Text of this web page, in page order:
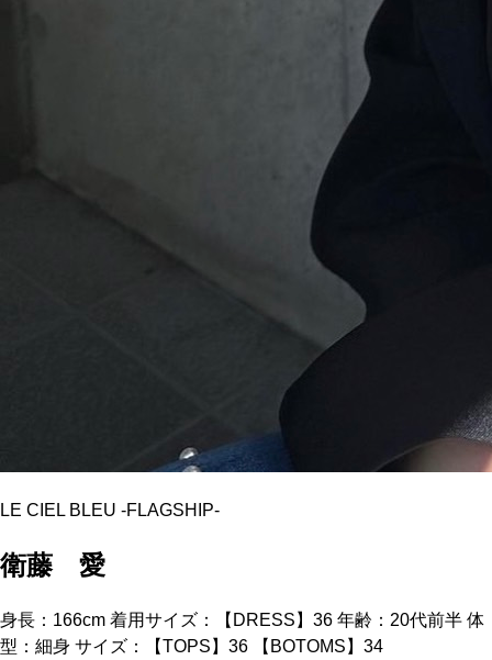
LE CIEL BLEU -FLAGSHIP-
衛藤 愛
身長：166cm 着用サイズ：【DRESS】36 年齢：20代前半 体
型：細身 サイズ：【TOPS】36 【BOTOMS】34